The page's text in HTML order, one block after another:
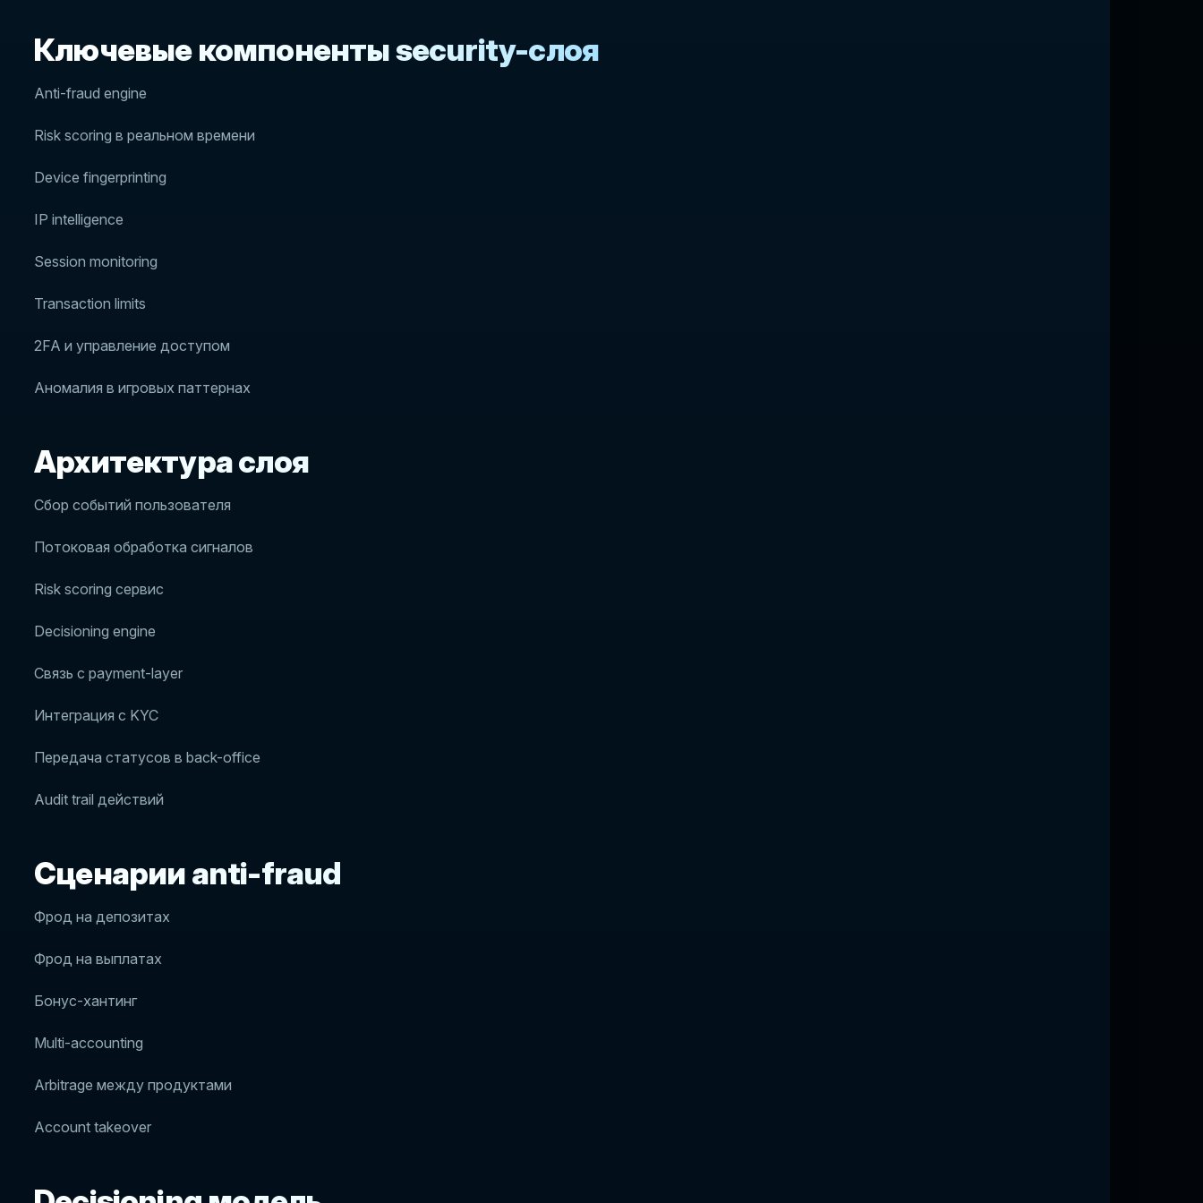
Ключевые компоненты security-слоя
Anti-fraud engine
Risk scoring в реальном времени
Device fingerprinting
IP intelligence
Session monitoring
Transaction limits
2FA и управление доступом
Аномалия в игровых паттернах
Архитектура слоя
Сбор событий пользователя
Потоковая обработка сигналов
Risk scoring сервис
Decisioning engine
Связь с payment-layer
Интеграция с KYC
Передача статусов в back-office
Audit trail действий
Сценарии anti-fraud
Фрод на депозитах
Фрод на выплатах
Бонус-хантинг
Multi-accounting
Arbitrage между продуктами
Account takeover